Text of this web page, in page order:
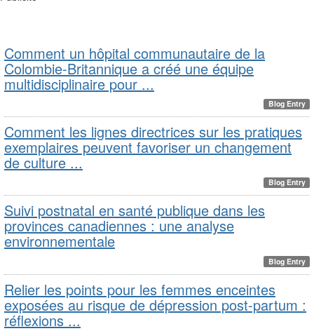
Comment un hôpital communautaire de la
Colombie-Britannique a créé une équipe
multidisciplinaire pour ...
Blog Entry
Comment les lignes directrices sur les pratiques
exemplaires peuvent favoriser un changement
de culture ...
Blog Entry
Suivi postnatal en santé publique dans les
provinces canadiennes : une analyse
environnementale
Blog Entry
Relier les points pour les femmes enceintes
exposées au risque de dépression post-partum :
réflexions ...